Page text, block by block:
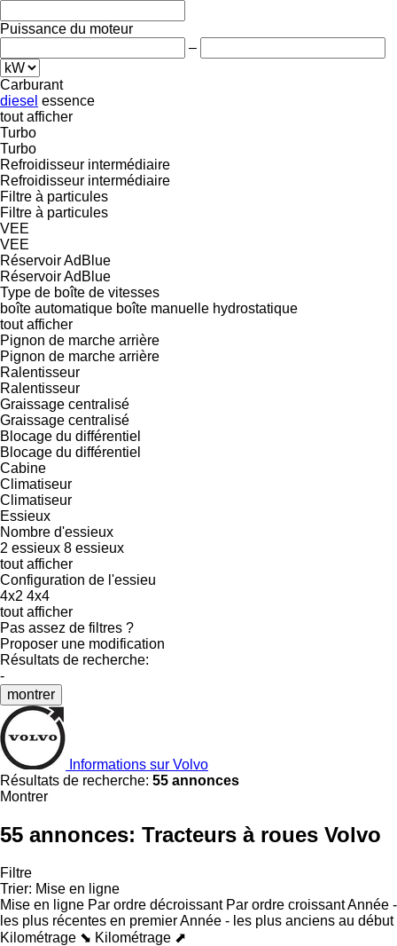
Puissance du moteur
–
Carburant
diesel essence
tout afficher
Turbo
Turbo
Refroidisseur intermédiaire
Refroidisseur intermédiaire
Filtre à particules
Filtre à particules
VEE
VEE
Réservoir AdBlue
Réservoir AdBlue
Type de boîte de vitesses
boîte automatique boîte manuelle hydrostatique
tout afficher
Pignon de marche arrière
Pignon de marche arrière
Ralentisseur
Ralentisseur
Graissage centralisé
Graissage centralisé
Blocage du différentiel
Blocage du différentiel
Cabine
Climatiseur
Climatiseur
Essieux
Nombre d'essieux
2 essieux 8 essieux
tout afficher
Configuration de l'essieu
4x2 4x4
tout afficher
Pas assez de filtres ?
Proposer une modification
Résultats de recherche:
-
montrer
Informations sur Volvo
Résultats de recherche: 55 annonces
Montrer
55 annonces: Tracteurs à roues Volvo
Filtre
Trier: Mise en ligne
Mise en ligne Par ordre décroissant Par ordre croissantAnnée -
les plus récentes en premierAnnée - les plus anciens au début
Kilométrage ⬊ Kilométrage ⬈